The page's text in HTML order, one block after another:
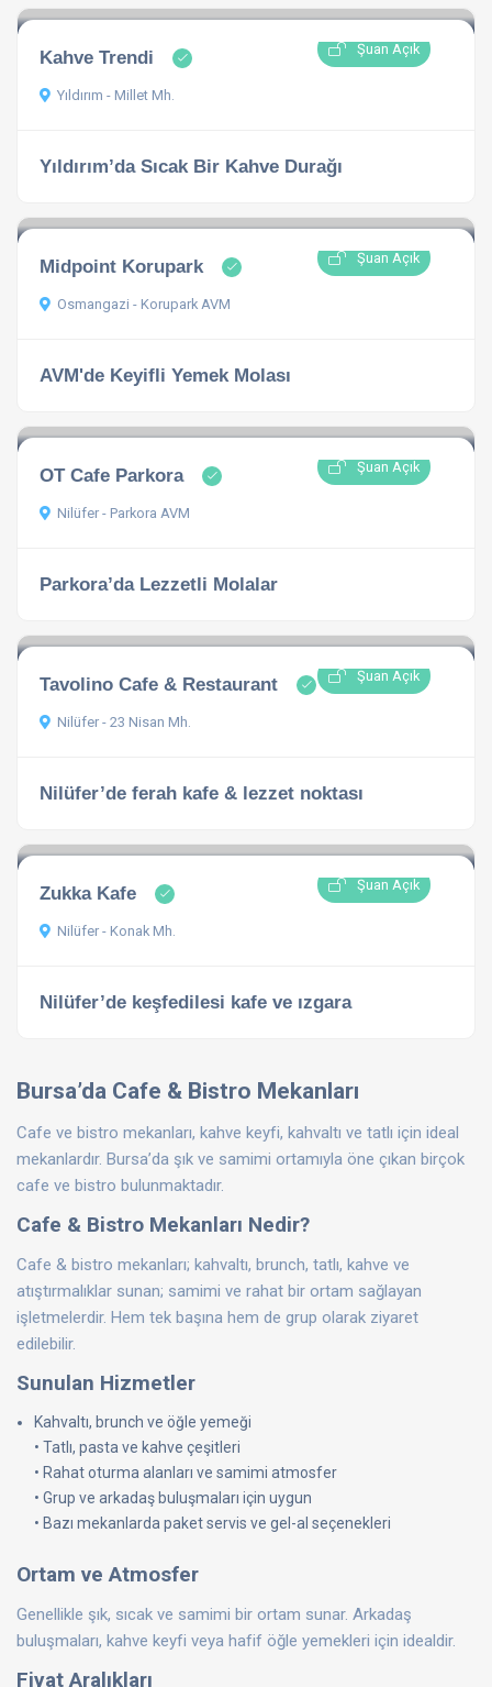
Şuan Açık
Kahve Trendi
Yıldırım - Millet Mh.
Yıldırım’da Sıcak Bir Kahve Durağı
Şuan Açık
Midpoint Korupark
Osmangazi - Korupark AVM
AVM'de Keyifli Yemek Molası
Şuan Açık
OT Cafe Parkora
Nilüfer - Parkora AVM
Parkora’da Lezzetli Molalar
Şuan Açık
Tavolino Cafe & Restaurant
Nilüfer - 23 Nisan Mh.
Nilüfer’de ferah kafe & lezzet noktası
Şuan Açık
Zukka Kafe
Nilüfer - Konak Mh.
Nilüfer’de keşfedilesi kafe ve ızgara
Bursa’da Cafe & Bistro Mekanları
Cafe ve bistro mekanları, kahve keyfi, kahvaltı ve tatlı için ideal
mekanlardır. Bursa’da şık ve samimi ortamıyla öne çıkan birçok
cafe ve bistro bulunmaktadır.
Cafe & Bistro Mekanları Nedir?
Cafe & bistro mekanları; kahvaltı, brunch, tatlı, kahve ve
atıştırmalıklar sunan; samimi ve rahat bir ortam sağlayan
işletmelerdir. Hem tek başına hem de grup olarak ziyaret
edilebilir.
Sunulan Hizmetler
Kahvaltı, brunch ve öğle yemeği
• Tatlı, pasta ve kahve çeşitleri
• Rahat oturma alanları ve samimi atmosfer
• Grup ve arkadaş buluşmaları için uygun
• Bazı mekanlarda paket servis ve gel-al seçenekleri
Ortam ve Atmosfer
Genellikle şık, sıcak ve samimi bir ortam sunar. Arkadaş
buluşmaları, kahve keyfi veya hafif öğle yemekleri için idealdir.
Fiyat Aralıkları